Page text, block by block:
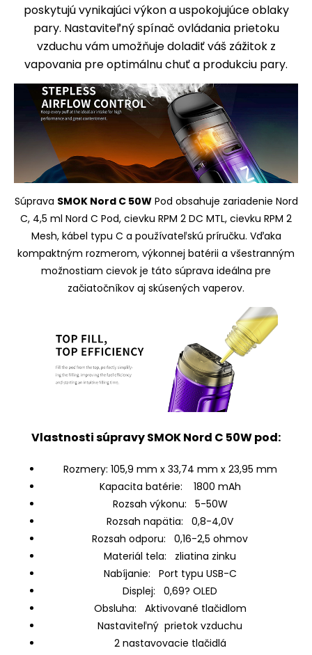
poskytujú vynikajúci výkon a uspokojujúce oblaky
pary. Nastaviteľný spínač ovládania prietoku
vzduchu vám umožňuje doladiť váš zážitok z
vapovania pre optimálnu chuť a produkciu pary.
Súprava SMOK Nord C 50WPod obsahuje zariadenie Nord
C, 4,5 ml Nord C Pod, cievku RPM 2 DC MTL, cievku RPM 2
Mesh, kábel typu C a používateľskú príručku. Vďaka
kompaktným rozmerom, výkonnej batérii a všestranným
možnostiam cievok je táto súprava ideálna pre
začiatočníkov aj skúsených vaperov.
Vlastnosti súpravy SMOK Nord C 50W pod:
Rozmery: 105,9 mm x 33,74 mm x 23,95 mm
Kapacita batérie: 1800 mAh
Rozsah výkonu: 5-50W
Rozsah napätia: 0,8-4,0V
Rozsah odporu: 0,16-2,5 ohmov
Materiál tela: zliatina zinku
Nabíjanie: Port typu USB-C
Displej: 0,69? OLED
Obsluha: Aktivované tlačidlom
Nastaviteľný prietok vzduchu
2 nastavovacie tlačidlá